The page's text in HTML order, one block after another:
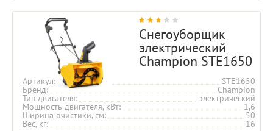
Снегоуборщик
электрический
Champion STE1650
Артикул STE1650
Бренд Champion
Тип двигателя электрический
Мощность двигателя, кВт 1,6
Ширина очистики, см 50
Вес, кг 16